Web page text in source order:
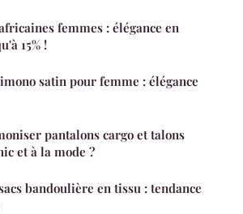
femmes : élégance en
15% !
satin pour femme : élégance
pantalons cargo et talons
et à la mode ?
bandoulière en tissu : tendance